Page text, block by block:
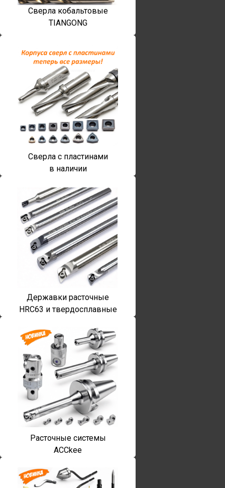
Сверла кобальтовые
TIANGONG
Сверла с пластинами
в наличии
Державки расточные
HRC63 и твердосплавные
Расточные системы
ACCkee